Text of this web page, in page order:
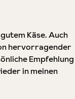
Käse. Auch
hervorragender
Empfehlung
in meinen